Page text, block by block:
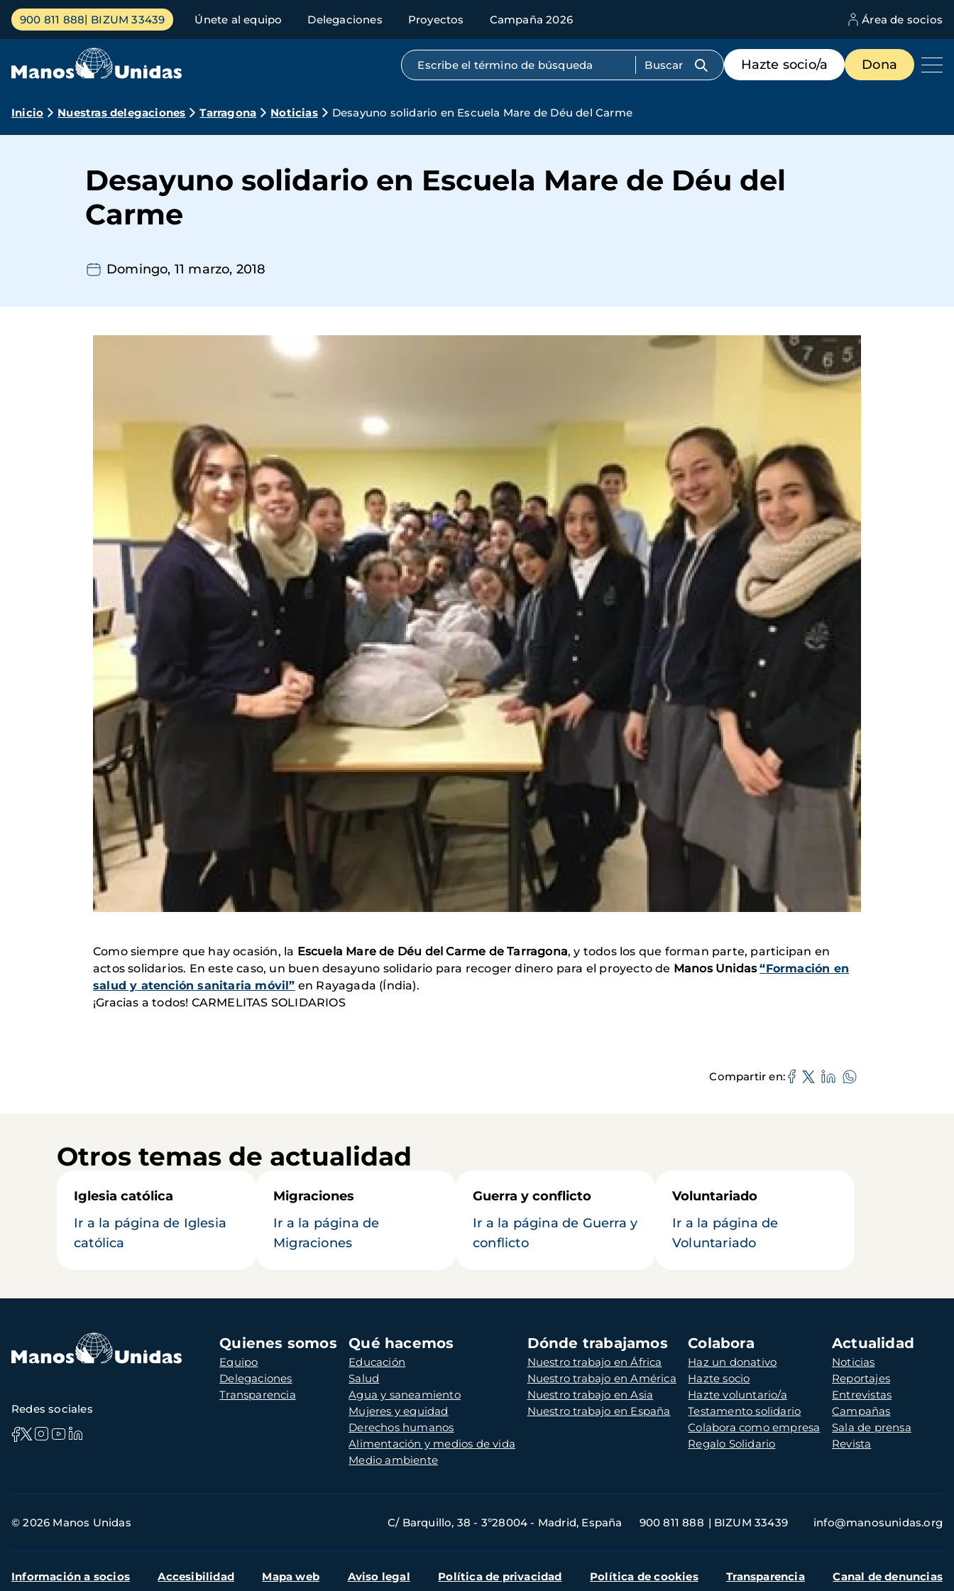
Pasar
contenido
Menú
principal
900 811 888 BIZUM 33439 Únete al equipo Delegaciones Proyectos Campaña 2026 Área de socios
Búsqueda por texto completo
Menú
de
destacados
Hazte socio/a Dona
Ruta
navegación
Inicio Nuestras delegaciones Tarragona Noticias Desayuno solidario en Escuela Mare de Déu del Carme
Desayuno solidario en Escuela Mare de Déu del
Carme
Domingo, 11 marzo, 2018
Como siempre que hay ocasión, la Escuela Mare de Déu del Carme de Tarragona, y todos los que forman parte, participan en
actos solidarios. En este caso, un buen desayuno solidario para recoger dinero para el proyecto de Manos Unidas “Formación en
salud y atención sanitaria móvil” en Rayagada (Índia).
¡Gracias a todos! CARMELITAS SOLIDARIOS
Compartir en
Otros temas de actualidad
Iglesia católica
Ir a la página de Iglesia
católica
Migraciones
Ir a la página de
Migraciones
Guerra y conflicto
Ir a la página de Guerra y
conflicto
Voluntariado
Ir a la página de
Voluntariado
Navegación
principal
Quienes somos
Equipo
Delegaciones
Transparencia
Qué hacemos
Educación
Salud
Agua y saneamiento
Mujeres y equidad
Derechos humanos
Alimentación y medios de vida
Medio ambiente
Dónde trabajamos
Nuestro trabajo en África
Nuestro trabajo en América
Nuestro trabajo en Asia
Nuestro trabajo en España
Colabora
Haz un donativo
Hazte socio
Hazte voluntario/a
Testamento solidario
Colabora como empresa
Regalo Solidario
Actualidad
Noticias
Reportajes
Entrevistas
Campañas
Sala de prensa
Revista
Redes sociales
de
© 2026 Manos Unidas C/ Barquillo, 38 - 3º28004 - Madrid, España 900 811 888 BIZUM 33439 info@manosunidas.org
Menú
Información a socios Accesibilidad Mapa web Aviso legal Política de privacidad Política de cookies Transparencia Canal de denuncias